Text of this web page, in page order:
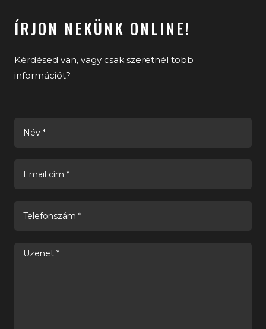
ÍRJON NEKÜNK ONLINE!
Kérdésed van, vagy csak szeretnél több
információt?